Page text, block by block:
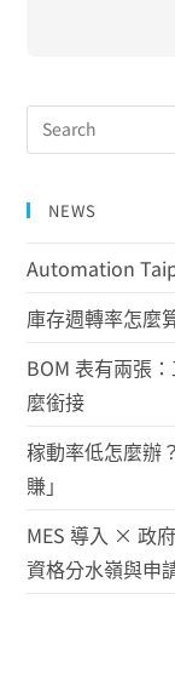
NEWS
Automation
庫存週轉率怎麼
BOM 表有兩張
麼銜接
稼動率低怎麼辦
賺」
MES 導入 × 政
資格分水嶺與申